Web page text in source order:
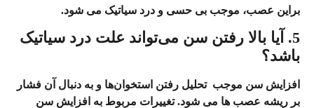
براین عصب، موجب بی حسی و درد سیاتیک می‌ شود.
5. آیا بالا رفتن سن می‌تواند علت درد سیاتیک
باشد؟
افزایش سن موجبتحلیل رفتن استخوان‌هاو به دنبال آن فشار
بر ریشه عصب‌ ها می‌ شود. تغییرات مربوط به افزایش سن